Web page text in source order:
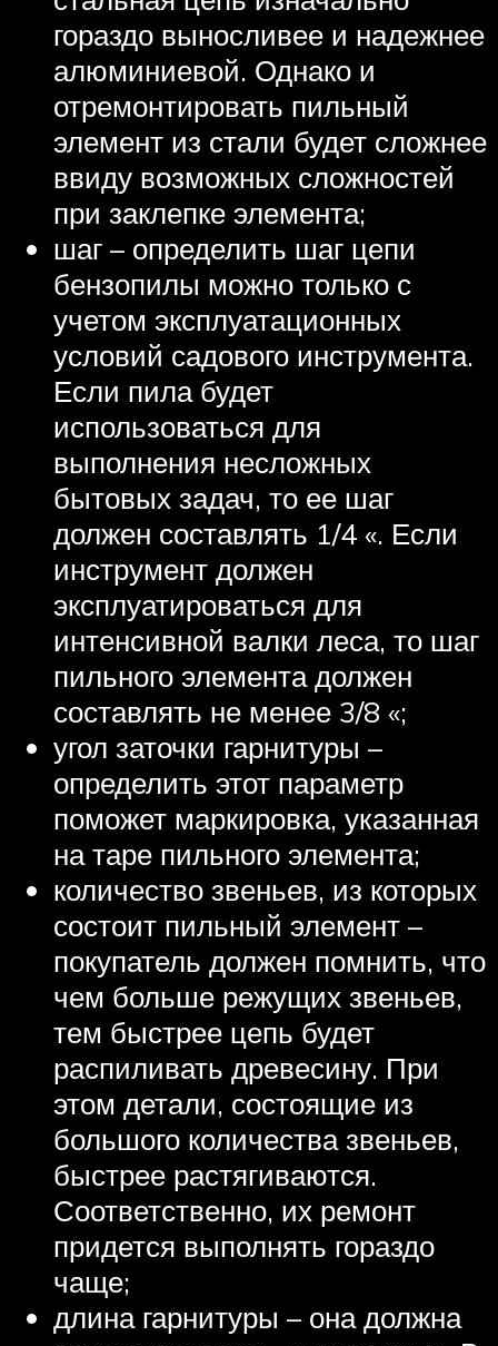
гораздо выносливее и надежнее
алюминиевой. Однако и
отремонтировать пильный
элемент из стали будет сложнее
ввиду возможных сложностей
при заклепке элемента;
шаг – определить шаг цепи
бензопилы можно только с
учетом эксплуатационных
условий садового инструмента.
Если пила будет
использоваться для
выполнения несложных
бытовых задач, то ее шаг
должен составлять 1/4 «. Если
инструмент должен
эксплуатироваться для
интенсивной валки леса, то шаг
пильного элемента должен
составлять не менее 3/8 «;
угол заточки гарнитуры –
определить этот параметр
поможет маркировка, указанная
на таре пильного элемента;
количество звеньев, из которых
состоит пильный элемент –
покупатель должен помнить, что
чем больше режущих звеньев,
тем быстрее цепь будет
распиливать древесину. При
этом детали, состоящие из
большого количества звеньев,
быстрее растягиваются.
Соответственно, их ремонт
придется выполнять гораздо
чаще;
длина гарнитуры – она должна